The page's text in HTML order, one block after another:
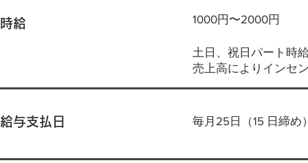
時給 1000円〜2000円
土日、祝日パート時
売上高によりインセ
給与支払日 毎月25日（15 日締め